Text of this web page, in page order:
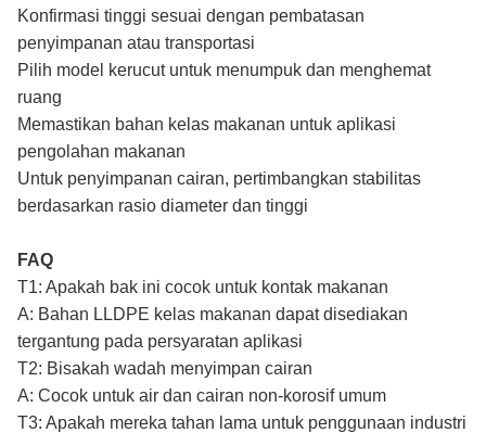
Konfirmasi tinggi sesuai dengan pembatasan
penyimpanan atau transportasi
Pilih model kerucut untuk menumpuk dan menghemat
ruang
Memastikan bahan kelas makanan untuk aplikasi
pengolahan makanan
Untuk penyimpanan cairan, pertimbangkan stabilitas
berdasarkan rasio diameter dan tinggi
FAQ
T1: Apakah bak ini cocok untuk kontak makanan
A: Bahan LLDPE kelas makanan dapat disediakan
tergantung pada persyaratan aplikasi
T2: Bisakah wadah menyimpan cairan
A: Cocok untuk air dan cairan non-korosif umum
T3: Apakah mereka tahan lama untuk penggunaan industri